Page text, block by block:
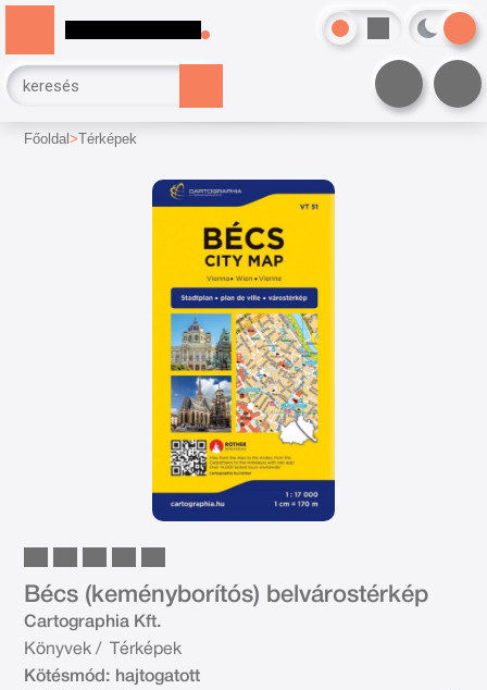
Főoldal Térképek
Bécs (keményborítós) belvárostérkép
Cartographia Kft.
Könyvek /
Térképek
Kötésmód: hajtogatott